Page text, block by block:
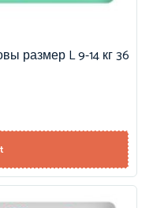
размер L 9-14 кг 36